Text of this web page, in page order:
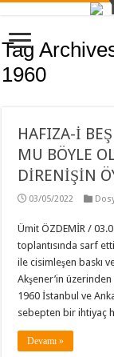
Tag
1960
HAFIZA-İ
MU BÖYLE
DİRENİŞİN
03/05/2022
Ümit ÖZDEMİR /
toplantısında sarf
ile cisimleşen baskı
Akşener’in
1960 İstanbul ve
sebepten bir ihtiyaç
Devamı »